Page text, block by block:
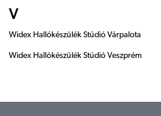
V
Widex Hallókészülék Stúdió Várpalota
Widex Hallókészülék Stúdió Veszprém